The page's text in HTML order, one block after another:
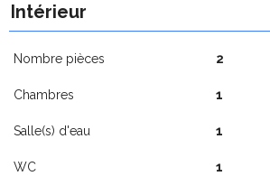
Intérieur
Nombre pièces 2
Chambres 1
Salle(s) d'eau 1
WC 1